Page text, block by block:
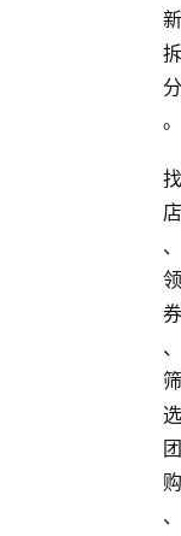
新
拆
分
。
找
店
、
领
券
、
筛
选
团
购
、